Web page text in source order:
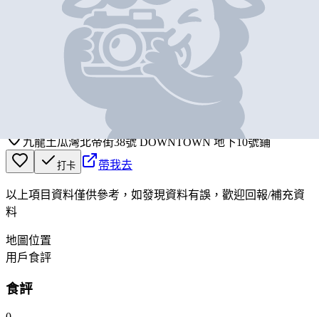
三十八
九龍土瓜灣北帝街38號 DOWNTOWN 地下10號鋪
打卡 帶我去
以上項目資料僅供參考，如發現資料有誤，歡迎回報/補充資
料
地圖位置
用戶食評
食評